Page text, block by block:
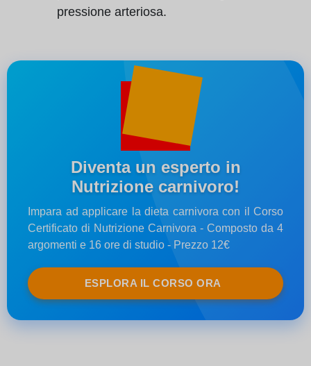
pressione arteriosa.
Diventa un esperto in
Nutrizione carnivoro!
Impara ad applicare la dieta carnivora con il Corso
Certificato di Nutrizione Carnivora - Composto da 4
argomenti e 16 ore di studio - Prezzo 12€
ESPLORA IL CORSO ORA